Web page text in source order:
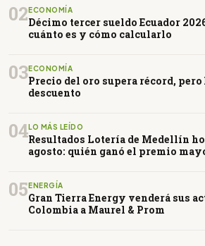
02ECONOMÍA
Décimo tercer sueldo Ecuador
cuánto es y cómo calcularlo
03ECONOMÍA
Precio del oro supera récord,
descuento
04LO MÁS LEÍDO
Resultados Lotería de Medellín
agosto: quién ganó el premio
05ENERGÍA
Gran Tierra Energy venderá sus
Colombia a Maurel & Prom